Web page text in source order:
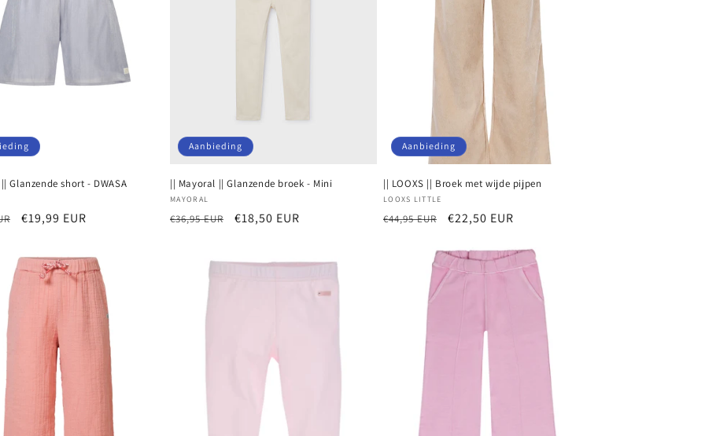
Glanzende short - DWASA
Aanbiedingsprijs
€19,99 EUR
Aanbieding
|| Mayoral || Glanzende broek - Mini
Verkoper:
MAYORAL
Normale
€36,95 EUR Aanbiedingsprijs
€18,50 EUR
Aanbieding
|| LOOXS || Broek met wijde pijpen
Verkoper:
LOOXS LITTLE
Normale
€44,95 EUR Aanbiedingsprijs
€22,50 EUR